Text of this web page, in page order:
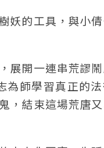
妖的工具，與小
展開一連串荒謬
為師學習真正的
，結束這場荒唐